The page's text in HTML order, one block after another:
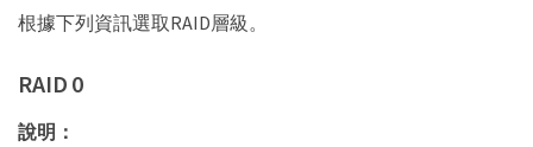
根據下列資訊選取RAID層級。
RAID 0
說明：